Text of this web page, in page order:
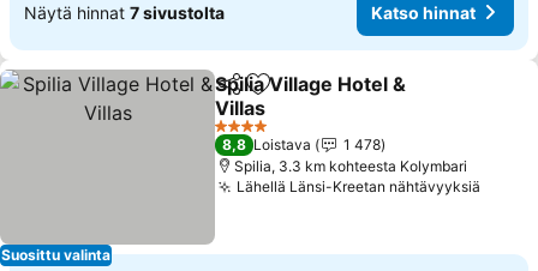
Näytä hinnat 7 sivustolta Katso hinnat
Suosittu valinta
Jaa Lisää suosikkeihin
Spilia Village Hotel &
Villas
Katso hinnat
4 Tähtiluokitus
8,8 Loistava
1 478
Spilia, 3.3 km kohteesta Kolymbari
Lähellä Länsi-Kreetan nähtävyyksiä